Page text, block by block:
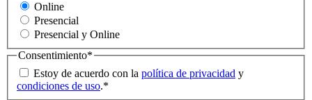
Online
Presencial
Presencial y Online
Consentimiento*
Estoy de acuerdo con la política de privacidad y
condiciones de uso.*